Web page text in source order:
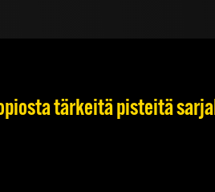
tärkeitä pisteitä